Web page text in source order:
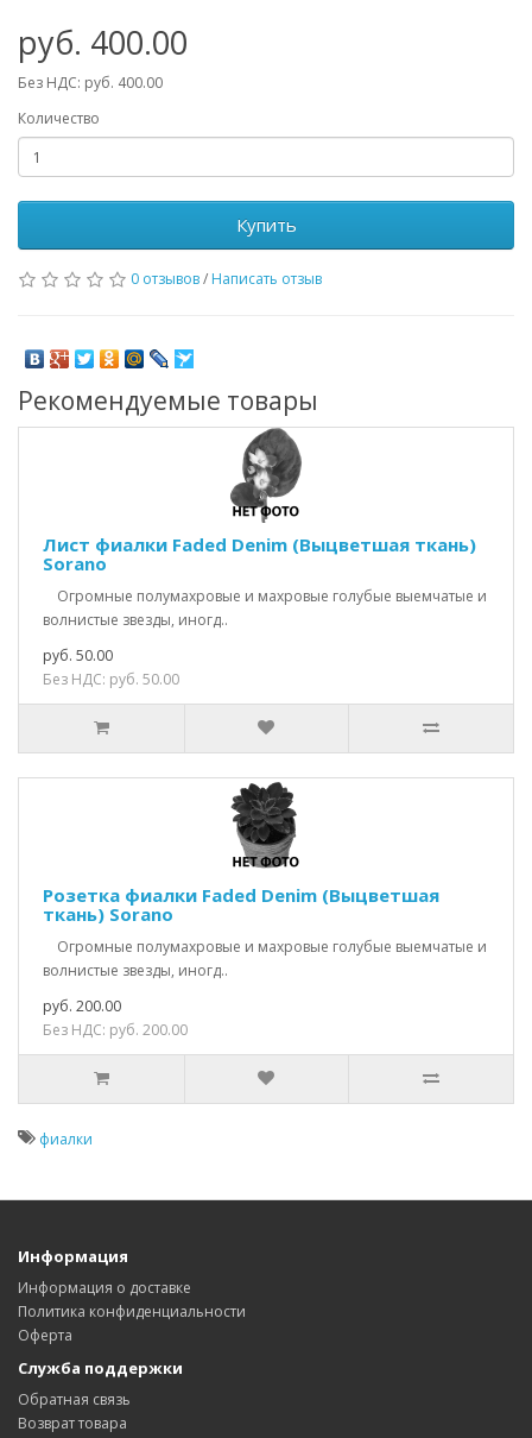
руб. 400.00
Без НДС: руб. 400.00
Количество
Купить
0 отзывов/ Написать отзыв
Рекомендуемые товары
Лист фиалки Faded Denim (Выцветшая ткань)
Sorano
Огромные полумахровые и махровые голубые выемчатые и
волнистые звезды, иногд..
руб. 50.00
Без НДС: руб. 50.00
Розетка фиалки Faded Denim (Выцветшая
ткань) Sorano
Огромные полумахровые и махровые голубые выемчатые и
волнистые звезды, иногд..
руб. 200.00
Без НДС: руб. 200.00
фиалки
Информация
Информация о доставке
Политика конфиденциальности
Оферта
Служба поддержки
Обратная связь
Возврат товара